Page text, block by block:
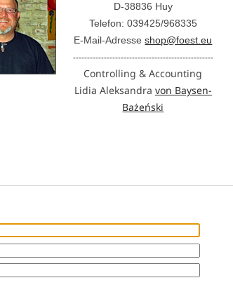
D-38836 Huy
Telefon: 039425/968335
E-Mail-Adresseshop@foest.eu
--------------------------------------------------
Controlling & Accounting
Lidia Aleksandra von Baysen-
Bażeński